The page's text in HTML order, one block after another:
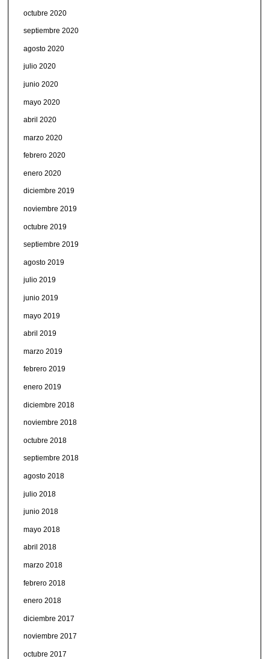
octubre 2020
septiembre 2020
agosto 2020
julio 2020
junio 2020
mayo 2020
abril 2020
marzo 2020
febrero 2020
enero 2020
diciembre 2019
noviembre 2019
octubre 2019
septiembre 2019
agosto 2019
julio 2019
junio 2019
mayo 2019
abril 2019
marzo 2019
febrero 2019
enero 2019
diciembre 2018
noviembre 2018
octubre 2018
septiembre 2018
agosto 2018
julio 2018
junio 2018
mayo 2018
abril 2018
marzo 2018
febrero 2018
enero 2018
diciembre 2017
noviembre 2017
octubre 2017